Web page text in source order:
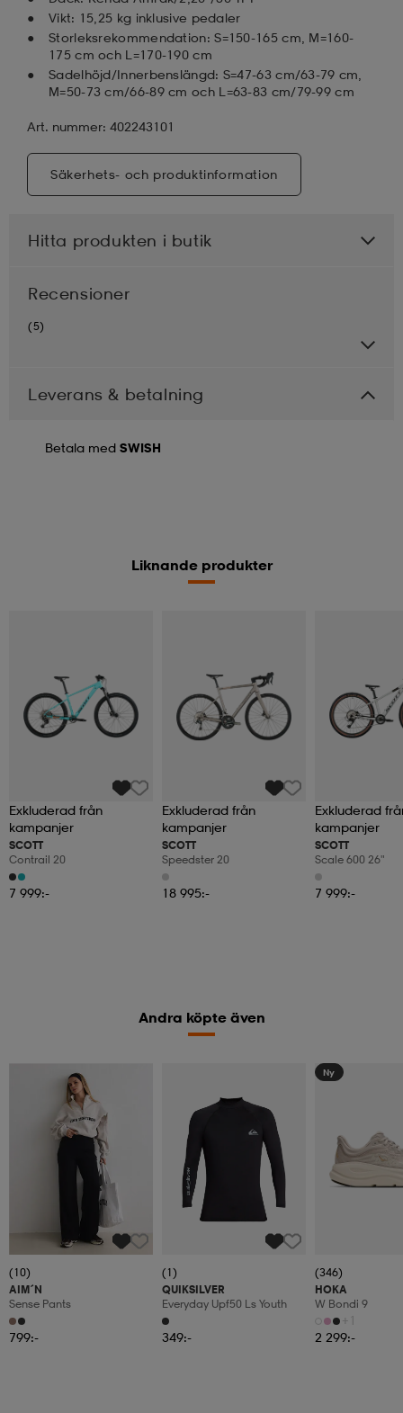
Vikt: 15,25 kg inklusive pedaler
Storleksrekommendation: S=150-165 cm, M=160-
175 cm och L=170-190 cm
Sadelhöjd/Innerbenslängd: S=47-63 cm/63-79 cm,
M=50-73 cm/66-89 cm och L=63-83 cm/79-99 cm
Art. nummer: 402243101
Säkerhets- och produktinformation
Hitta produkten i butik
Recensioner
(5)
Leverans & betalning
Betala med SWISH
Liknande produkter
Exkluderad från
kampanjer
SCOTT
Contrail 20
7 999:-
Exkluderad från
kampanjer
SCOTT
Speedster 20
18 995:-
Exkluderad
kampanjer
SCOTT
Scale 600 26"
7 999:-
Andra köpte även
(10)
AIM´N
Sense Pants
799:-
(1)
QUIKSILVER
Everyday Upf50 Ls Youth
349:-
Ny
(346)
HOKA
W Bondi 9
+1
2 299:-